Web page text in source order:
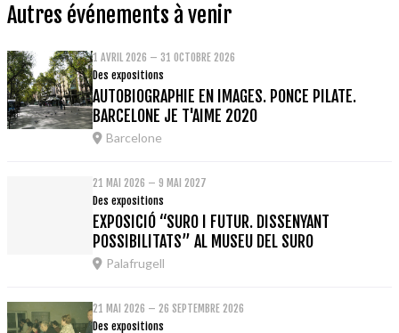
Autres événements à venir
1 AVRIL 2026 – 31 OCTOBRE 2026
Des expositions
AUTOBIOGRAPHIE EN IMAGES. PONCE PILATE.
BARCELONE JE T'AIME 2020
Barcelone
21 MAI 2026 – 9 MAI 2027
Des expositions
EXPOSICIÓ “SURO I FUTUR. DISSENYANT
POSSIBILITATS” AL MUSEU DEL SURO
Palafrugell
21 MAI 2026 – 26 SEPTEMBRE 2026
Des expositions